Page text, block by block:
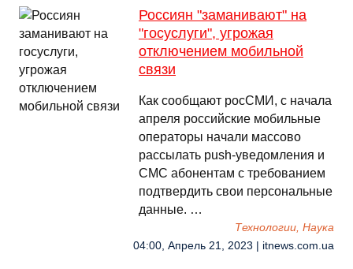
Россиян "заманивают" на
"госуслуги", угрожая
отключением мобильной
связи
Как сообщают росСМИ, с начала
апреля российские мобильные
операторы начали массово
рассылать push-уведомления и
СМС абонентам с требованием
подтвердить свои персональные
данные. …
Технологии, Наука
04:00, Апрель 21, 2023 | itnews.com.ua